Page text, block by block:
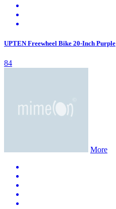
UPTEN Freewheel Bike 20-Inch Purple
84
More